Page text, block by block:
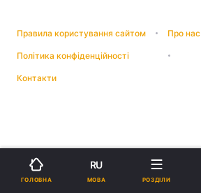
Правила користування сайтом Про нас
Політика конфіденційності
Контакти
ГОЛОВНА
RU
МОВА РОЗДІЛИ